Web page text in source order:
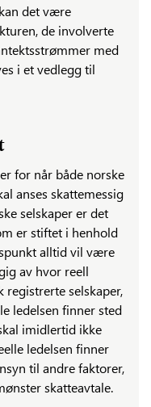
det være
de involverte
med
i et vedlegg til
for når både norske
anses skattemessig
selskaper er det
er stiftet i henhold
alltid vil være
av hvor reell
registrerte selskaper,
ledelsen finner sted
imidlertid ikke
ledelsen finner
til andre faktorer,
skatteavtale.